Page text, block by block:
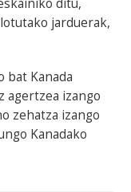
ditu,
jarduerak,
bat Kanada
agertzea izango
zehatza izango
Kanadako